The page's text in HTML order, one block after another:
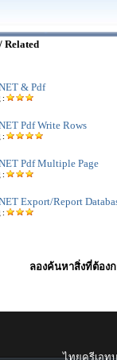
Related
& Pdf
:
Pdf Write Rows
:
Pdf Multiple Page
:
Export/Report
:
ลองค้นหาสิ่งที่ต้อง
ไทยครีเอท